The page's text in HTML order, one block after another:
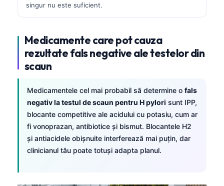
singur nu este suficient.
Medicamente care pot cauza
rezultate fals negative ale testelor din
scaun
Medicamentele cel mai probabil să determine o fals
negativ la testul de scaun pentru H pylori sunt IPP,
blocante competitive ale acidului cu potasiu, cum ar
fi vonoprazan, antibiotice și bismut. Blocantele H2
și antiacidele obișnuite interferează mai puțin, dar
clinicianul tău poate totuși adapta planul.